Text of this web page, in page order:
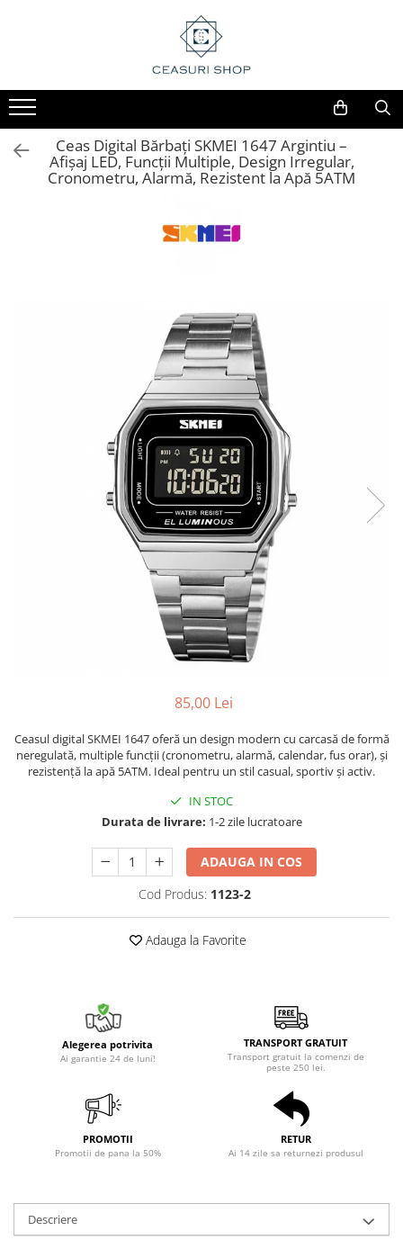
Ceas Digital Bărbați SKMEI 1647 Argintiu –
Afișaj LED, Funcții Multiple, Design Irregular,
Cronometru, Alarmă, Rezistent la Apă 5ATM
85,00 Lei
Ceasul digital SKMEI 1647 oferă un design modern cu carcasă de formă
neregulată, multiple funcții (cronometru, alarmă, calendar, fus orar), și
rezistență la apă 5ATM. Ideal pentru un stil casual, sportiv și activ.
IN STOC
Durata de livrare: 1-2 zile lucratoare
ADAUGA IN COS
Cod Produs: 1123-2
Adauga la Favorite
Alegerea potrivita
Ai garantie 24 de luni!
TRANSPORT GRATUIT
Transport gratuit la comenzi de
peste 250 lei.
PROMOTII
Promotii de pana la 50%
RETUR
Ai 14 zile sa returnezi produsul
Descriere